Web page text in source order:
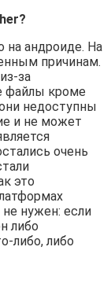
на андроиде. На
причинам.
за
файлы кроме
недоступны
и не может
очень
это
не нужен: если
либо
либо, либо